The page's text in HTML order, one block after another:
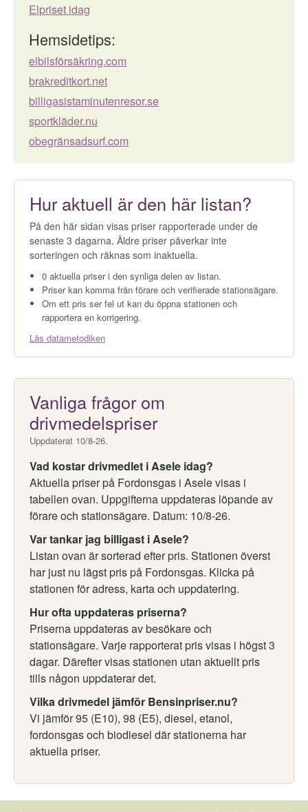
Elpriset idag
Hemsidetips:
elbilsförsäkring.com
brakreditkort.net
billigasistaminutenresor.se
sportkläder.nu
obegränsadsurf.com
Hur aktuell är den här listan?
På den här sidan visas priser rapporterade under de
senaste 3 dagarna. Äldre priser påverkar inte
sorteringen och räknas som inaktuella.
0 aktuella priser i den synliga delen av listan.
Priser kan komma från förare och verifierade stationsägare.
Om ett pris ser fel ut kan du öppna stationen och
rapportera en korrigering.
Läs datametodiken
Vanliga frågor om
drivmedelspriser
Uppdaterat 10/8-26.
Vad kostar drivmedlet i Asele idag?
Aktuella priser på Fordonsgas i Asele visas i
tabellen ovan. Uppgifterna uppdateras löpande av
förare och stationsägare. Datum: 10/8-26.
Var tankar jag billigast i Asele?
Listan ovan är sorterad efter pris. Stationen överst
har just nu lägst pris på Fordonsgas. Klicka på
stationen för adress, karta och uppdatering.
Hur ofta uppdateras priserna?
Priserna uppdateras av besökare och
stationsägare. Varje rapporterat pris visas i högst 3
dagar. Därefter visas stationen utan aktuellt pris
tills någon uppdaterar det.
Vilka drivmedel jämför Bensinpriser.nu?
Vi jämför 95 (E10), 98 (E5), diesel, etanol,
fordonsgas och biodiesel där stationerna har
aktuella priser.